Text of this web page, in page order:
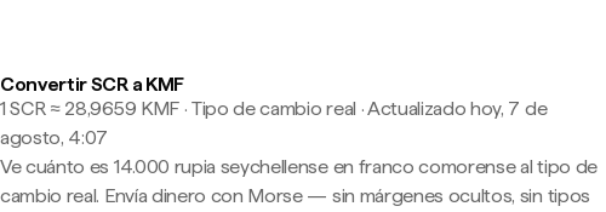
Convertir SCR a KMF
1 SCR ≈ 28,9659 KMF · Tipo de cambio real ·Actualizado hoy, 7 de
agosto, 4:07
Ve cuánto es 14.000 rupia seychellense en franco comorense al tipo de
cambio real. Envía dinero con Morse — sin márgenes ocultos, sin tipos